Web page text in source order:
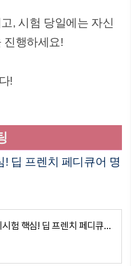
, 시험 당일에는 자신
진행하세요!
!
딥 프렌치 페디큐어 명
미용사(네일) 실기시험 핵심! 딥 프렌치 페디큐어 명확한 정리